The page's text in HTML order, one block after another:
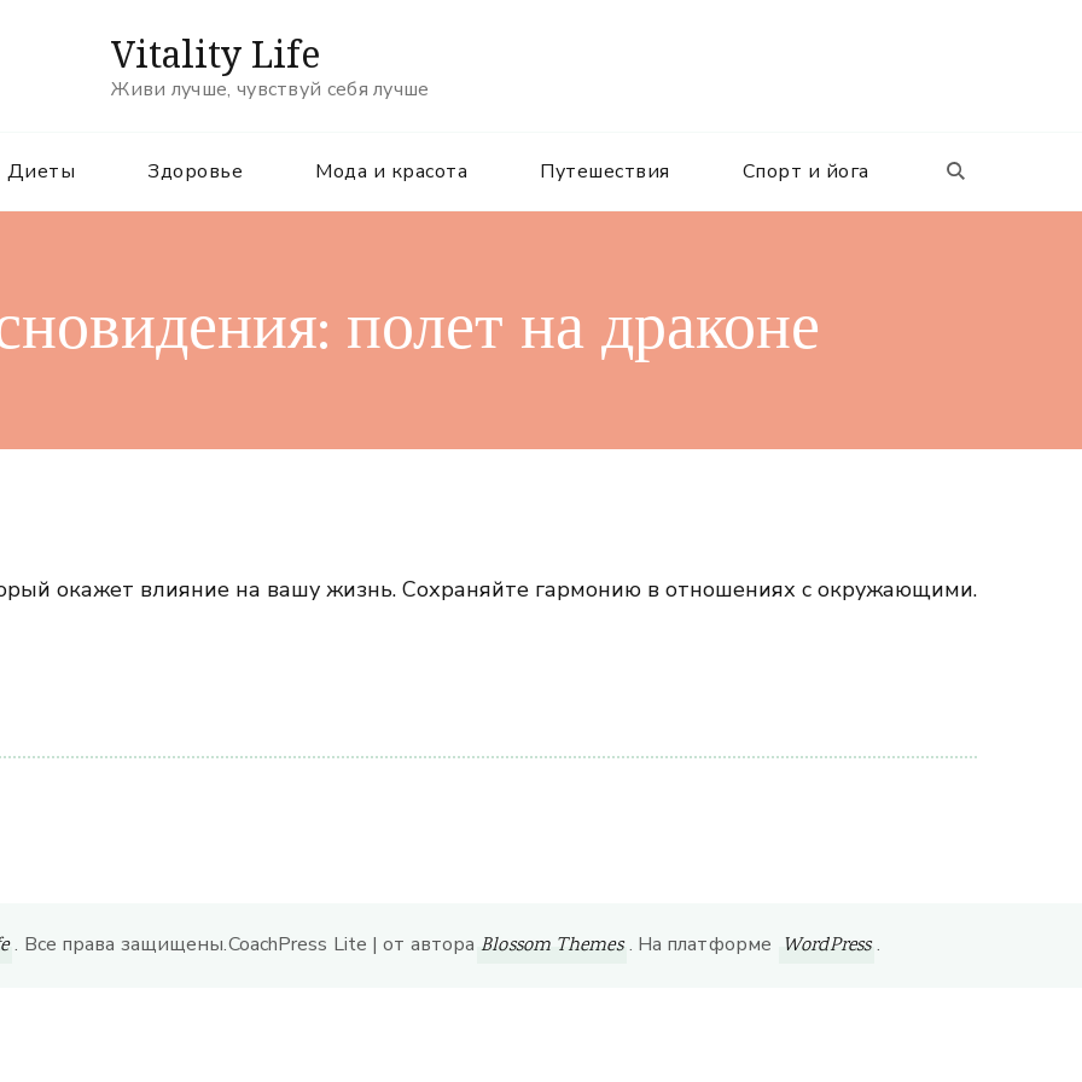
Vitality Life
Живи лучше, чувствуй себя лучше
Диеты Здоровье Мода и красота Путешествия Спорт и йога
полет на драконе
окажет влияние на вашу жизнь. Сохраняйте гармонию в отношениях с окружающими.
. Все права защищены.CoachPress Lite | от автора Blossom Themes . На платформе WordPress .